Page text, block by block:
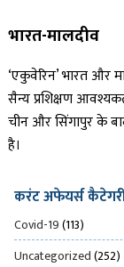
भारत-मालदीव
‘एकुवेरिन’ भारत और
सैन्य प्रशिक्षण
चीन और सिंगापुर के
है।
करंट अफेयर्स
Covid-19(113)
Uncategorized(252)